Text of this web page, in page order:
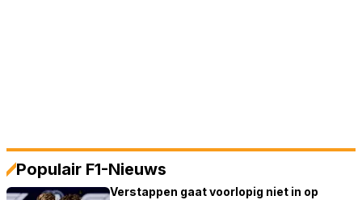
Populair F1-Nieuws
Verstappen gaat voorlopig niet in op